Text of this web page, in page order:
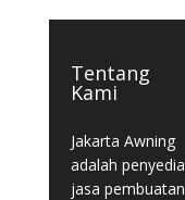
Tentang
Kami
Jakarta Awning
adalah penyedia
jasa pembuatan